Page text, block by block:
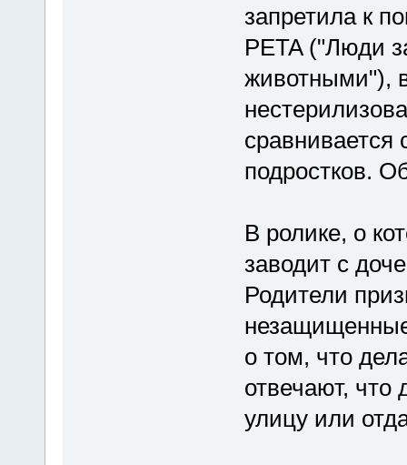
запретила к
PETA ("Люди
животными"),
подростков.
В ролике, о
заводит с
Родители
о том, что
отвечают, что
улицу или